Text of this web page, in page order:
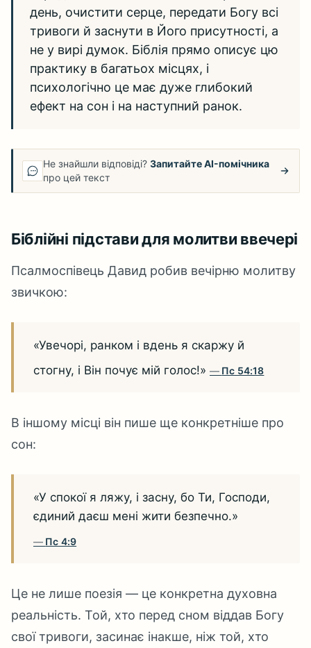
день, очистити серце, передати Богу всі
тривоги й заснути в Його присутності, а
не у вирі думок. Біблія прямо описує цю
практику в багатьох місцях, і
психологічно це має дуже глибокий
ефект на сон і на наступний ранок.
Не знайшли відповіді? Запитайте AI-помічника
про цей текст
Біблійні підстави для молитви ввечері
Псалмоспівець Давид робив вечірню молитву
звичкою:
«Увечорі, ранком і вдень я скаржу й
стогну, і Він почує мій голос!»
Пс 54:18
В іншому місці він пише ще конкретніше про
сон:
«У спокої я ляжу, і засну, бо Ти, Господи,
єдиний даєш мені жити безпечно.»
Пс 4:9
Це не лише поезія — це конкретна духовна
реальність. Той, хто перед сном віддав Богу
свої тривоги, засинає інакше, ніж той, хто